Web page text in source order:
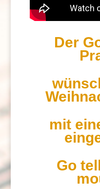
Der
mit
Go